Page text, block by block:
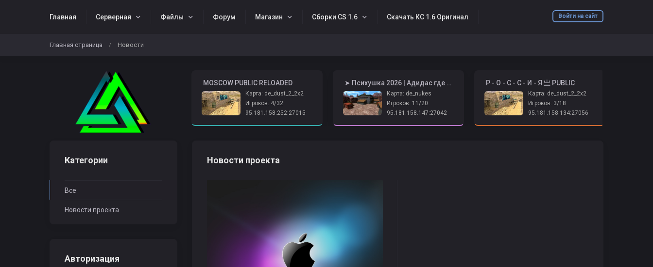
Войти на сайт
Главная Серверная Файлы Форум Магазин Сборки CS 1.6 Скачать КС 1.6 Оригинал
Жалобы
Главная страница / Новости
️ MOSCOW PUBLIC RELOADED
Карта: de_dust_2_2x2
Игроков: 4/32
95.181.158.252:27015
️ ➤ Психушка 2026 | Адидас где бабки? ➤
Карта: de_nukes
Игроков: 11/20
95.181.158.147:27042
️ Р - О - С - С - И - Я 亗 PUBLIC
Карта: de_dust_2_2x2
Игроков: 3/18
95.181.158.134:27056
Новости проекта
Категории
Все
Новости проекта
Авторизация